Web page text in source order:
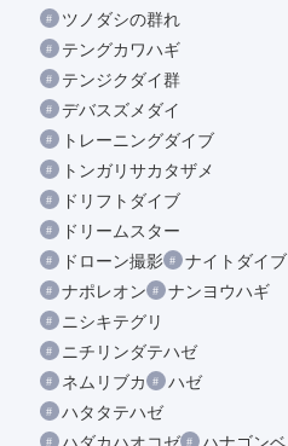
ツノダシの群れ
テングカワハギ
テンジクダイ群
デバスズメダイ
トレーニングダイブ
トンガリサカタザメ
ドリフトダイブ
ドリームスター
ドローン撮影
ナイトダイブ
ナポレオン
ナンヨウハギ
ニシキテグリ
ニチリンダテハゼ
ネムリブカ
ハゼ
ハタタテハゼ
ハダカハオコゼ
ハナゴンベ